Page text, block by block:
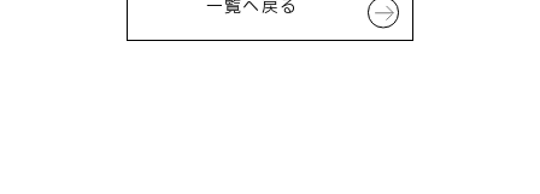
一覧へ戻る